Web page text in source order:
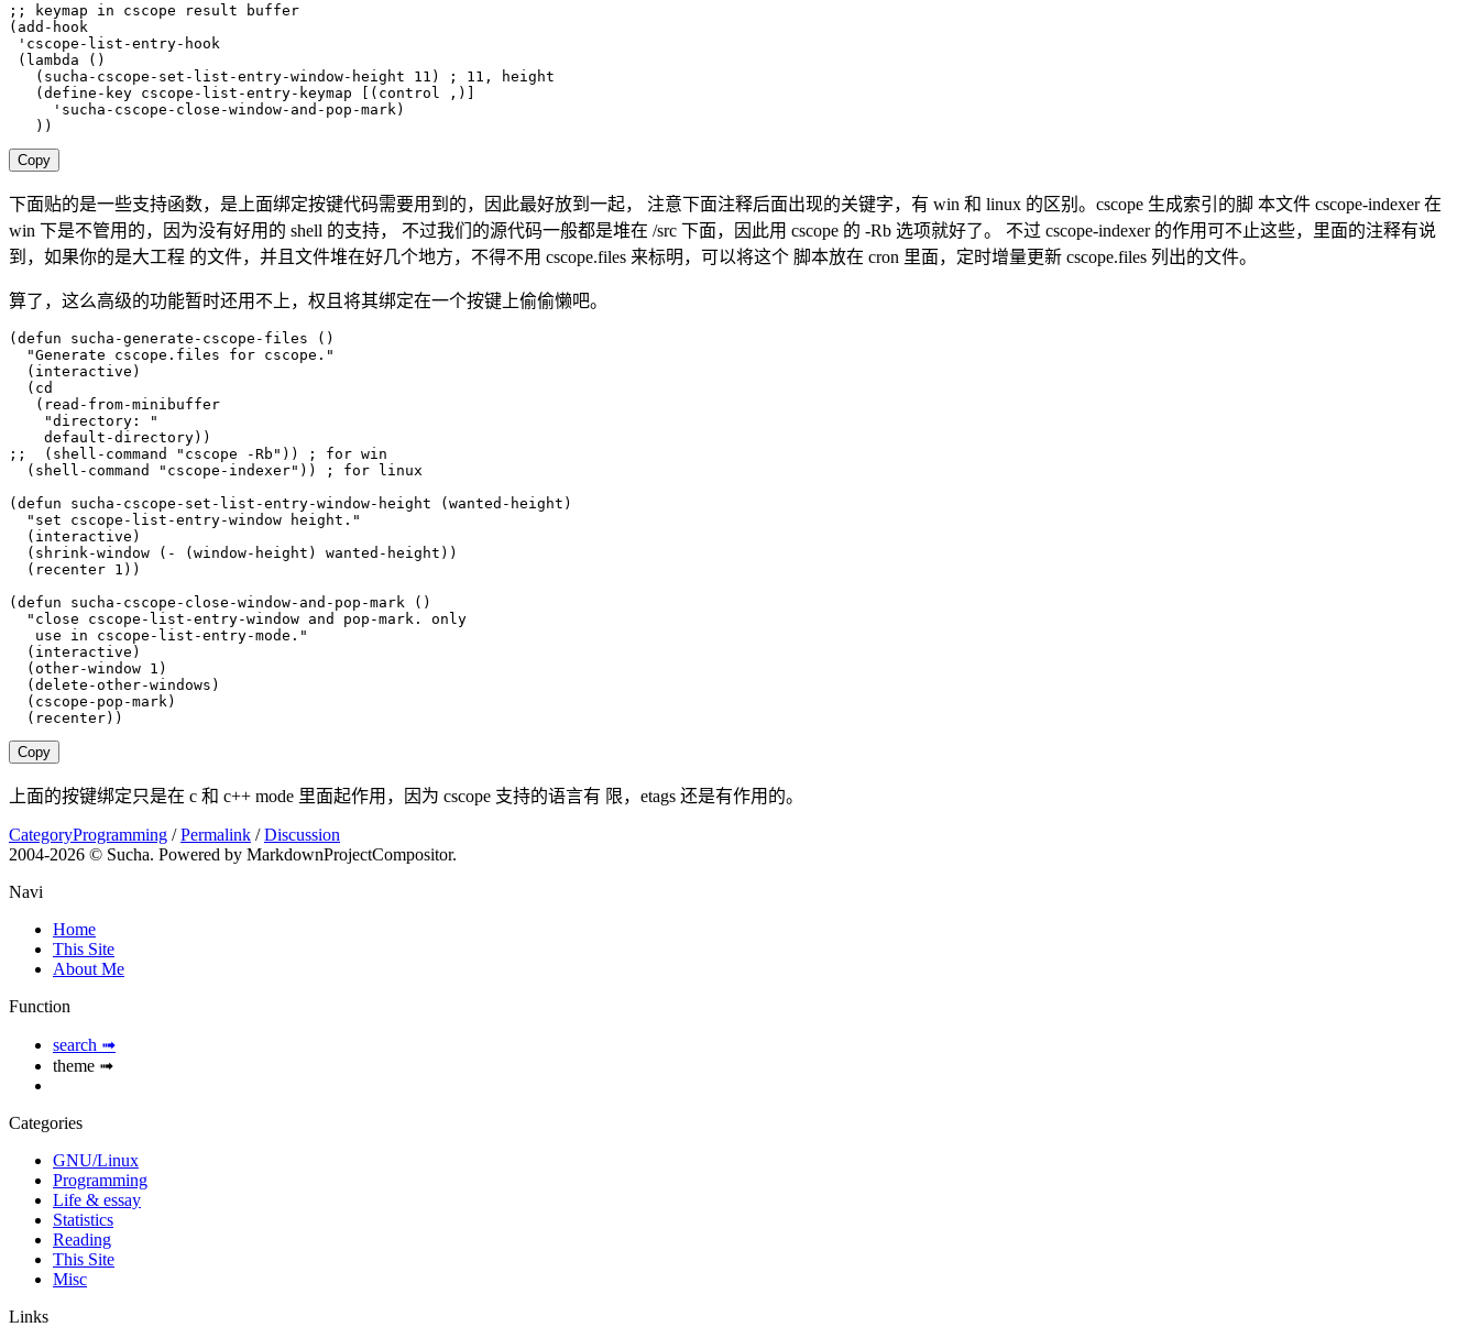
;; keymap in cscope result buffer
( add-hook
'cscope-list-entry-hook
( lambda ( )
( sucha-cscope-set-list-entry-window-height 11 )
; 11, height
(define-key cscope-list-entry-keymap [ ( control , ) ]
'sucha-cscope-close-window-and-pop-mark )
) )
Copy
下面贴的是一些支持函数，是上面绑定按键代码需要用到的，因此最好放到一起， 注意下面注释后面出现的关键字，有 win 和 linux 的区别。cscope 生成索引的脚 本文件 cscope-indexer 在
win 下是不管用的，因为没有好用的 shell 的支持， 不过我们的源代码一般都是堆在 /src 下面，因此用 cscope 的 -Rb 选项就好了。 不过 cscope-indexer 的作用可不止这些，里面的注释有说
到，如果你的是大工程 的文件，并且文件堆在好几个地方，不得不用 cscope.files 来标明，可以将这个 脚本放在 cron 里面，定时增量更新 cscope.files 列出的文件。
算了，这么高级的功能暂时还用不上，权且将其绑定在一个按键上偷偷懒吧。
(defun sucha-generate-cscope-files ( )
"Generate cscope.files for cscope."
( interactive )
( cd
( read-from-minibuffer
"directory: "
    default-directory
) )
;;  (shell-command "cscope -Rb")) ; for win
( shell-command "cscope-indexer" ) )
; for linux
(defun sucha-cscope-set-list-entry-window-height (wanted-height )
"set cscope-list-entry-window height."
( interactive )
( shrink-window ( - (window-height ) wanted-height ) )
( recenter 1 ) )
(defun sucha-cscope-close-window-and-pop-mark ( )
"close cscope-list-entry-window and pop-mark. only
   use in cscope-list-entry-mode."
( interactive )
(other-window 1 )
(delete-other-windows )
( cscope-pop-mark )
( recenter) )
Copy
上面的按键绑定只是在 c 和 c++ mode 里面起作用，因为 cscope 支持的语言有 限，etags 还是有作用的。
CategoryProgramming /Permalink /Discussion
2004-2026 © Sucha. Powered by MarkdownProjectCompositor.
Navi
Home
This Site
About Me
Function
search ➟
theme ➟
Categories
GNU/Linux
Programming
Life & essay
Statistics
Reading
This Site
Misc
Links